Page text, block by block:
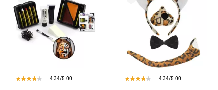
4.34/5.00 4.34/5.00